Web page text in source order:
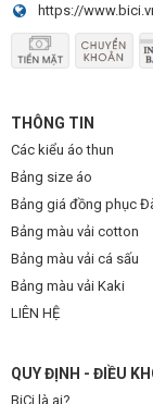
https://
THÔNG TIN
Các kiểu áo thun
Bảng size áo
Bảng giá đồng phục
Bảng màu vải cotton
Bảng màu vải cá sấu
Bảng màu vải Kaki
LIÊN HỆ
QUY ĐỊNH - ĐIỀU
BiCi là ai?